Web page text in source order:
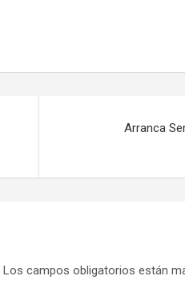
Arranca
Los campos obligatorios están